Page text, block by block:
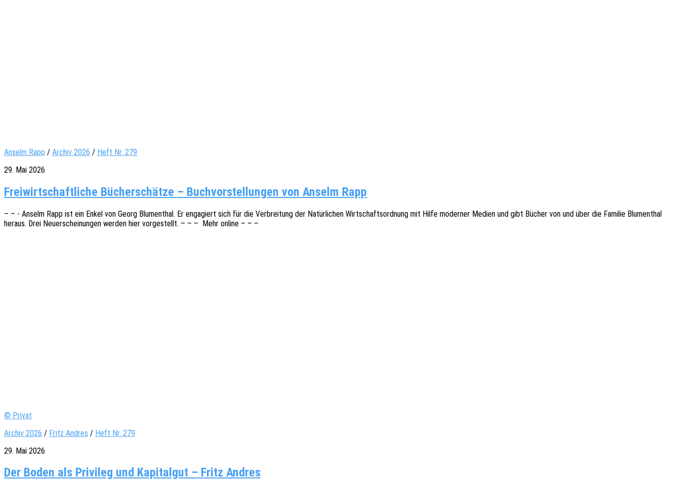
Anselm Rapp / Archiv 2026 / Heft Nr. 279
29. Mai 2026
Freiwirtschaftliche Bücherschätze – Buchvorstellungen von Anselm Rapp
– – - Anselm Rapp ist ein Enkel von Georg Blumen­thal. Er enga­giert sich für die Verbrei­tung der Natür­li­chen Wirt­schafts­ord­nung mit Hilfe moder­ner Medien und gibt Bücher von und über die Fami­lie Blumen­thal
heraus. Drei Neuerschei­nun­gen werden hier vorge­stellt. – – – Mehr online – – –
© Privat
Archiv 2026 / Fritz Andres / Heft Nr. 279
29. Mai 2026
Der Boden als Privileg und Kapitalgut – Fritz Andres